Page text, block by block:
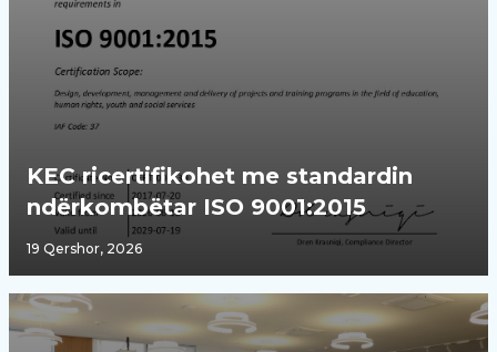
KEC ricertifikohet me standardin
ndërkombëtar ISO 9001:2015
19 Qershor, 2026